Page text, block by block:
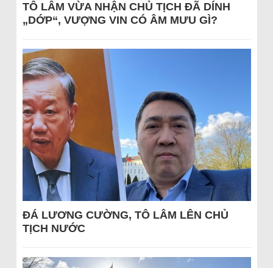
TÔ LÂM VỪA NHẬN CHỦ TỊCH ĐÃ DÍNH
„DỚP“, VƯỢNG VIN CÓ ÂM MƯU GÌ?
ĐÁ LƯƠNG CƯỜNG, TÔ LÂM LÊN CHỦ
TỊCH NƯỚC